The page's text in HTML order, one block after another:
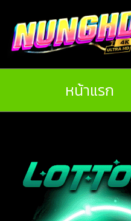
หน้าแรก